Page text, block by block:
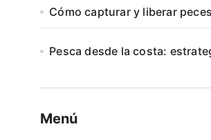
Cómo capturar y liberar
Pesca desde la costa:
Menú